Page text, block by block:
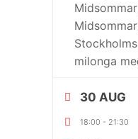
milonga
30 AUG
18:00 - 21:30